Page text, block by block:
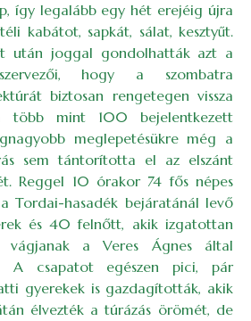
így legalább egy hét erejéig újra
kabátot, sapkát, sálat, kesztyűt.
után joggal gondolhatták azt a
hogy a szombatra
biztosan rengetegen vissza
több mint 100 bejelentkezett
meglepetésükre még a
sem tántorította el az elszánt
Reggel 10 órakor 74 fős népes
Tordai-hasadék bejáratánál levő
és 40 felnőtt, akik izgatottan
a Veres Ágnes által
A csapatot egészen pici, pár
gyerekek is gazdagították, akik
élvezték a túrázás örömét, de